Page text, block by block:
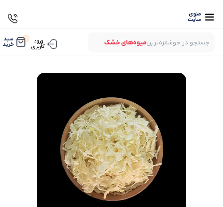
منوی
سایت
جستجو در خوشمزه‌ترینمیوه‌های خشک
لواشک‌های ارگانیک
ورود
کاربری
0 سبد
خرید